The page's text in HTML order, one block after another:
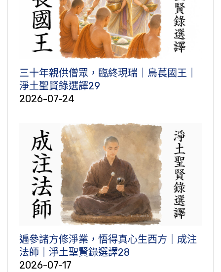
三十年親供僧眾，臨終現瑞｜烏萇國王｜
淨土聖賢錄選譯29
2026-07-24
遍參諸方修淨業，悟得真心生西方｜成注
法師｜淨土聖賢錄選譯28
2026-07-17